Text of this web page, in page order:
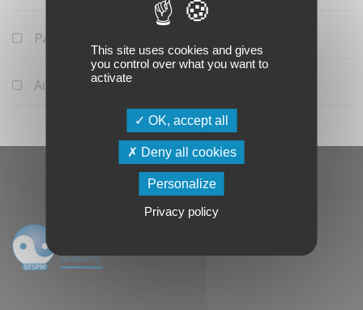
Parcours Jeune Sénologue
Autres manifestations
This site uses cookies and gives
you control over what you want to
activate
OK, accept all
Deny all cookies
Personalize
Privacy policy